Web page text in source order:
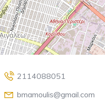
2114088051
bmamoulis@gmail.com